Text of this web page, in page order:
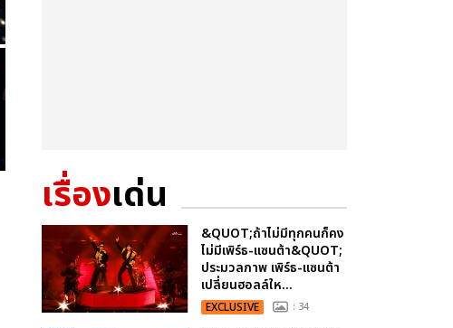
เรื่องเด่น
&QUOT;ถ้าไม่มีทุกคนก็คง
ไม่มีเพิร์ธ-แซนต้า&QUOT;
ประมวลภาพ เพิร์ธ-แซนต้า
เปลี่ยนฮอลล์ให...
EXCLUSIVE : 34